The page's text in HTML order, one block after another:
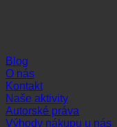
Blog
O nás
Kontakt
Naše aktivity
Autorské práva
Výhody nákupu u nás